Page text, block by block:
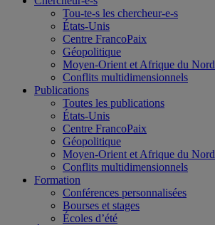
Tou-te-s les chercheur-e-s
États-Unis
Centre FrancoPaix
Géopolitique
Moyen-Orient et Afrique du Nord
Conflits multidimensionnels
Publications
Toutes les publications
États-Unis
Centre FrancoPaix
Géopolitique
Moyen-Orient et Afrique du Nord
Conflits multidimensionnels
Formation
Conférences personnalisées
Bourses et stages
Écoles d’été